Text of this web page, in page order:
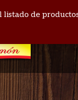
listado de